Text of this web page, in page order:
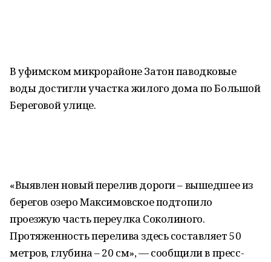
В уфимском микрорайоне Затон паводковые
воды достигли участка жилого дома по Большой
Береговой улице.
«Выявлен новый перелив дороги – вышедшее из
берегов озеро Максимовское подтопило
проезжую часть переулка Соколиного.
Протяженность перелива здесь составляет 50
метров, глубина – 20 см», — сообщили в пресс-